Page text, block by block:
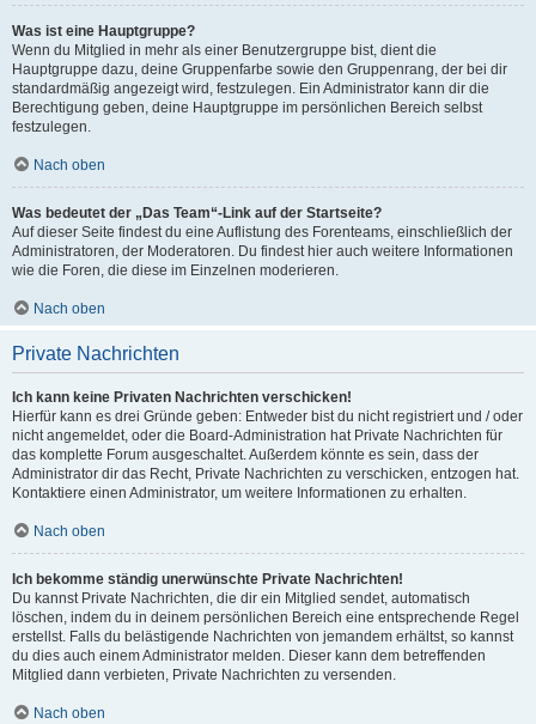
Was ist eine Hauptgruppe?
Wenn du Mitglied in mehr als einer Benutzergruppe bist, dient die
Hauptgruppe dazu, deine Gruppenfarbe sowie den Gruppenrang, der bei dir
standardmäßig angezeigt wird, festzulegen. Ein Administrator kann dir die
Berechtigung geben, deine Hauptgruppe im persönlichen Bereich selbst
festzulegen.
Nach oben
Was bedeutet der „Das Team“-Link auf der Startseite?
Auf dieser Seite findest du eine Auflistung des Forenteams, einschließlich der
Administratoren, der Moderatoren. Du findest hier auch weitere Informationen
wie die Foren, die diese im Einzelnen moderieren.
Nach oben
Private Nachrichten
Ich kann keine Privaten Nachrichten verschicken!
Hierfür kann es drei Gründe geben: Entweder bist du nicht registriert und / oder
nicht angemeldet, oder die Board-Administration hat Private Nachrichten für
das komplette Forum ausgeschaltet. Außerdem könnte es sein, dass der
Administrator dir das Recht, Private Nachrichten zu verschicken, entzogen hat.
Kontaktiere einen Administrator, um weitere Informationen zu erhalten.
Nach oben
Ich bekomme ständig unerwünschte Private Nachrichten!
Du kannst Private Nachrichten, die dir ein Mitglied sendet, automatisch
löschen, indem du in deinem persönlichen Bereich eine entsprechende Regel
erstellst. Falls du belästigende Nachrichten von jemandem erhältst, so kannst
du dies auch einem Administrator melden. Dieser kann dem betreffenden
Mitglied dann verbieten, Private Nachrichten zu versenden.
Nach oben